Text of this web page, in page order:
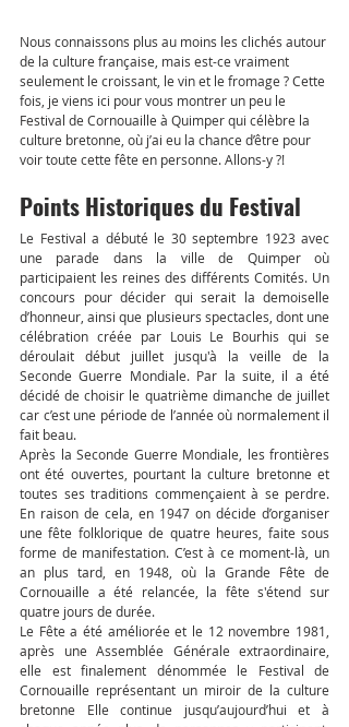
Nous connaissons plus au moins les clichés autour
de la culture française, mais est-ce vraiment
seulement le croissant, le vin et le fromage ? Cette
fois, je viens ici pour vous montrer un peu le
Festival de Cornouaille à Quimper qui célèbre la
culture bretonne, où j’ai eu la chance d’être pour
voir toute cette fête en personne. Allons-y ?!
Points Historiques du Festival
Le Festival a débuté le 30 septembre 1923 avec
une parade dans la ville de Quimper où
participaient les reines des différents Comités. Un
concours pour décider qui serait la demoiselle
d’honneur, ainsi que plusieurs spectacles, dont une
célébration créée par Louis Le Bourhis qui se
déroulait début juillet jusqu'à la veille de la
Seconde Guerre Mondiale. Par la suite, il a été
décidé de choisir le quatrième dimanche de juillet
car c’est une période de l’année où normalement il
fait beau.
Après la Seconde Guerre Mondiale, les frontières
ont été ouvertes, pourtant la culture bretonne et
toutes ses traditions commençaient à se perdre.
En raison de cela, en 1947 on décide d’organiser
une fête folklorique de quatre heures, faite sous
forme de manifestation. C’est à ce moment-là, un
an plus tard, en 1948, où la Grande Fête de
Cornouaille a été relancée, la fête s'étend sur
quatre jours de durée.
Le Fête a été améliorée et le 12 novembre 1981,
après une Assemblée Générale extraordinaire,
elle est finalement dénommée le Festival de
Cornouaille représentant un miroir de la culture
bretonne Elle continue jusqu’aujourd’hui et à